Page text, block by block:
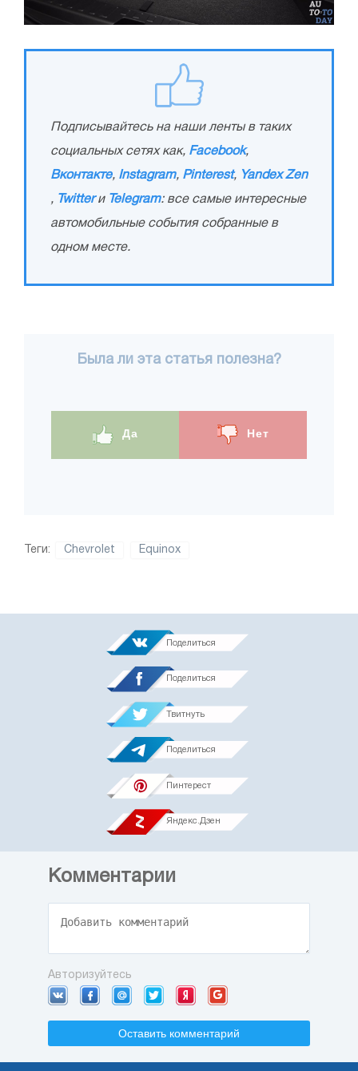
Подписывайтесь на наши ленты в таких
социальных сетях как, Facebook,
Вконтакте, Instagram, Pinterest, Yandex Zen
, Twitterи Telegram: все самые интересные
автомобильные события собранные в
одном месте.
Была ли эта статья полезна?
Да Нет
Теги: Chevrolet Equinox
Поделиться
Поделиться
Твитнуть
Поделиться
Пинтерест
Яндекс.Дзен
Комментарии
Авторизуйтесь
Оставить комментарий